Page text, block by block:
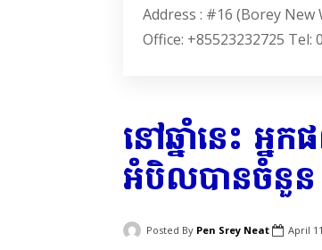
Address : #16 (Borey New
Office: +85523232725 Tel:
នៅ​ឆ្នាំនេះ អ្
អំបិល​បាន​ចំនួ
Posted By Pen Srey Neat April